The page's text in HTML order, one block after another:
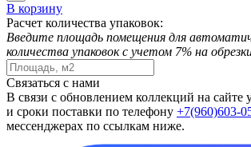
В корзину
Расчет количества упаковок:
Введите площадь помещения для
количества упаковок с учетом 7% на
Связаться с нами
В связи с обновлением коллекций на сайте
и сроки поставки по телефону +7(960)603-
мессенджерах по ссылкам ниже.